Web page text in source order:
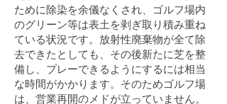
ために除染を余儀なくされ、ゴルフ場内
のグリーン等は表土を剥ぎ取り積み重ね
ている状況です。放射性廃棄物が全て除
去できたとしても、その後新たに芝を整
備し、プレーできるようにするには相当
な時間がかかります。そのためゴルフ場
は、営業再開のメドが立っていません。